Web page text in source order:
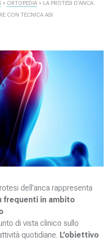
> ORTOPEDIA > LA PROTESI D’ANCA.
CON TECNICA ASI
dell’anca rappresenta
frequenti in ambito
di vista clinico sullo
quotidiane. L’obiettivo